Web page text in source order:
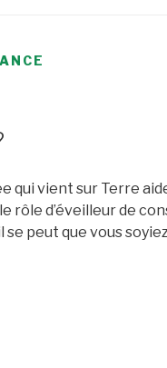
qui vient sur Terre
rôle d’éveilleur de
se peut que vous